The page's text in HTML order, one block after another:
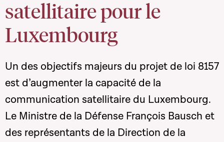
satellitaire pour le
Luxembourg
Un des objectifs majeurs du projet de loi 8157
est d’augmenter la capacité de la
communication satellitaire du Luxembourg.
Le Ministre de la Défense François Bausch et
des représentants de la Direction de la